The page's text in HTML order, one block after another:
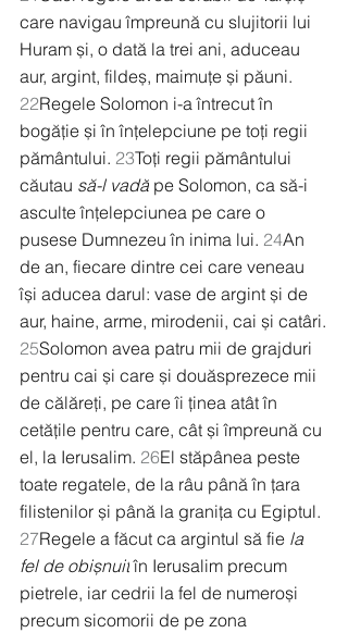
care navigau împreună cu slujitorii lui
Huram și, o dată la trei ani, aduceau
aur, argint, fildeș, maimuțe și păuni.
22Regele Solomon i-a întrecut în
bogăție și în înțelepciune pe toți regii
pământului. 23Toți regii pământului
căutau să-l vadă pe Solomon, ca să-i
asculte înțelepciunea pe care o
pusese Dumnezeu în inima lui. 24An
de an, fiecare dintre cei care veneau
își aducea darul: vase de argint și de
aur, haine, arme, mirodenii, cai și catâri.
25Solomon avea patru mii de grajduri
pentru cai și care și douăsprezece mii
de călăreți, pe care îi ținea atât în
cetățile pentru care, cât și împreună cu
el, la Ierusalim. 26El stăpânea peste
toate regatele, de la râu până în țara
filistenilor și până la granița cu Egiptul.
27Regele a făcut ca argintul să fie la
fel de obișnuit în Ierusalim precum
pietrele, iar cedrii la fel de numeroși
precum sicomorii de pe zona